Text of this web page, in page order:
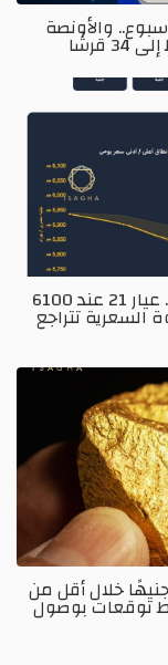
2.21% خلال أسبوع.. والأونصة
الذهب في مصر يرتفع 2.78% خلال أسبوع.. عيار 21 عند 6100
49 ألفًا والفجوة السعرية تتراجع
الذهب في مصر تقفز بأكثر من 120 جنيهًا خلال أقل من
6100 جنيه وسط توقعات بوصول